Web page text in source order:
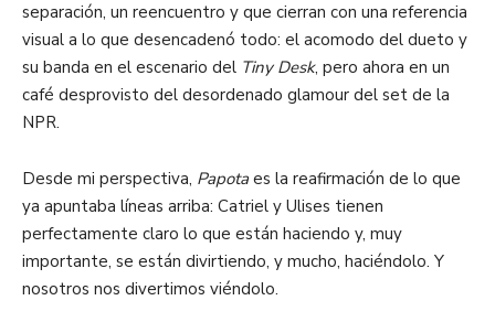
separación, un reencuentro y que cierran con una referencia
visual a lo que desencadenó todo: el acomodo del dueto y
su banda en el escenario del Tiny Desk, pero ahora en un
café desprovisto del desordenado glamour del set de la
NPR.
Desde mi perspectiva, Papotaes la reafirmación de lo que
ya apuntaba líneas arriba: Catriel y Ulises tienen
perfectamente claro lo que están haciendo y, muy
importante, se están divirtiendo, y mucho, haciéndolo. Y
nosotros nos divertimos viéndolo.